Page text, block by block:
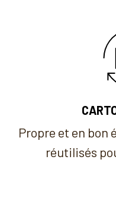
Propre et en bon
réutilisés